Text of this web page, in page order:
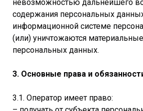
невозможностью дальнейшего
содержания персональных
информационной системе
(или) уничтожаются
персональных данных.
3. Основные права и
3.1. Оператор имеет право: